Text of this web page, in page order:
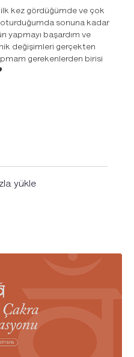
kez gördüğümde ve çok
sonuna kadar
yapmayı başardım ve
değişimleri gerçekten
gerekenlerden birisi
yükle